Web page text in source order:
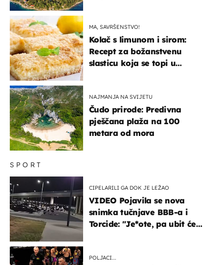
SPORT
CIPELARILI GA DOK JE LEŽAO
VIDEO Pojavila se nova
snimka tučnjave BBB-a i
Torcide: "Je*ote, pa ubit će
POLJACI...
MA, SAVRŠENSTVO!
Kolač s limunom i sirom:
Recept za božanstvenu
slasticu koja se topi u
NAJMANJA NA SVIJETU
Čudo prirode: Predivna
pješčana plaža na 100
metara od mora